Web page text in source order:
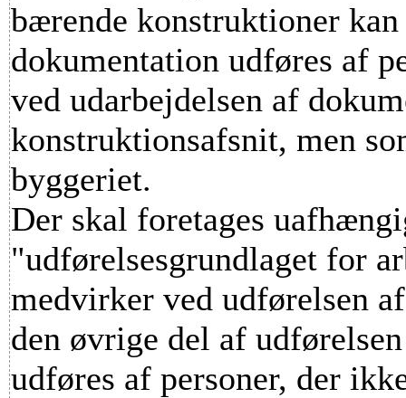
bærende konstruktioner
dokumentation udføres af
ved udarbejdelsen af
konstruktionsafsnit, men
byggeriet.
Der skal foretages
"udførelsesgrundlaget for
medvirker ved udførelsen
den øvrige del af
udføres af personer, der